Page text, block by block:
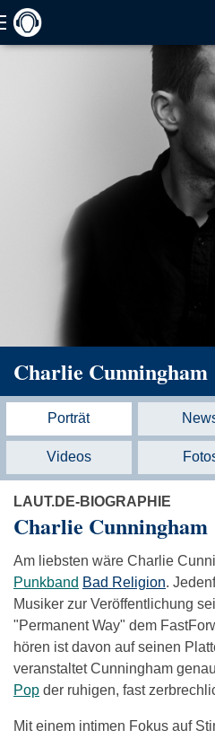
Charlie Cunningham
Porträt
Videos
LAUT.DE-BIOGRAPHIE
Charlie Cunningham
Am liebsten wäre Charlie
Punkband Bad Religion.
Musiker zur Veröffentlichung
"Permanent Way" dem
hören ist davon auf seinen
veranstaltet Cunningham
Pop der ruhigen, fast
Mit einem intimen Fokus auf